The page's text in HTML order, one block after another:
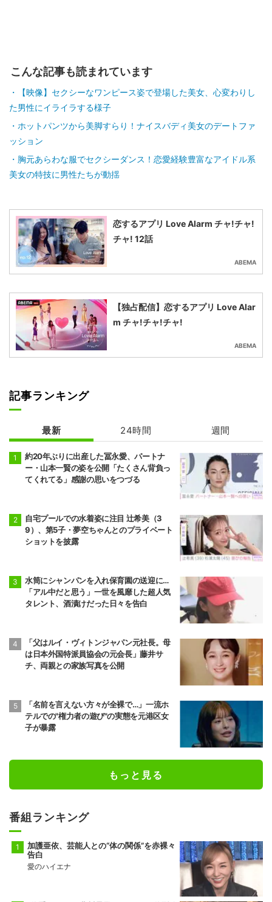
こんな記事も読まれています
【映像】セクシーなワンピース姿で登場した美女、心変わりし
た男性にイライラする様子
ホットパンツから美脚すらり！ナイスバディ美女のデートファ
ッション
胸元あらわな服でセクシーダンス！恋愛経験豊富なアイドル系
美女の特技に男性たちが動揺
恋するアプリ Love Alarm チャ!チャ!
チャ! 12話
ABEMA
【独占配信】恋するアプリ Love Alar
m チャ!チャ!チャ!
ABEMA
記事ランキング
最新 24時間 週間
約20年ぶりに出産した冨永愛、パートナ
ー・山本一賢の姿を公開「たくさん背負っ
てくれてる」感謝の思いをつづる
自宅プールでの水着姿に注目 辻希美（3
9）、第5子・夢空ちゃんとのプライベート
ショットを披露
水筒にシャンパンを入れ保育園の送迎に…
「アル中だと思う」一世を風靡した超人気
タレント、酒漬けだった日々を告白
「父はルイ・ヴィトンジャパン元社長。母
は日本外国特派員協会の元会長」藤井サ
チ、両親との家族写真を公開
「名前を言えない方々が全裸で…」一流ホ
テルでの"権力者の遊び"の実態を元港区女
子が暴露
もっと見る
番組ランキング
加護亜依、芸能人との“体の関係”を赤裸々
告白
愛のハイエナ